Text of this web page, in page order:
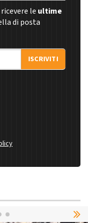
le ultime
di posta
ISCRIVITI